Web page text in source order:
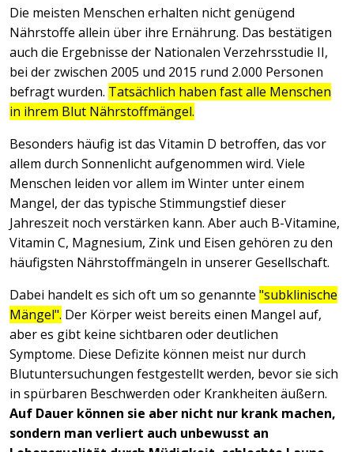
Die meisten Menschen erhalten nicht genügend
Nährstoffe allein über ihre Ernährung. Das bestätigen
auch die Ergebnisse der Nationalen Verzehrsstudie II,
bei der zwischen 2005 und 2015 rund 2.000 Personen
befragt wurden. Tatsächlich haben fast alle Menschen
in ihrem Blut Nährstoffmängel.
Besonders häufig ist das Vitamin D betroffen, das vor
allem durch Sonnenlicht aufgenommen wird. Viele
Menschen leiden vor allem im Winter unter einem
Mangel, der das typische Stimmungstief dieser
Jahreszeit noch verstärken kann. Aber auch B-Vitamine,
Vitamin C, Magnesium, Zink und Eisen gehören zu den
häufigsten Nährstoffmängeln in unserer Gesellschaft.
Dabei handelt es sich oft um so genannte "subklinische
Mängel". Der Körper weist bereits einen Mangel auf,
aber es gibt keine sichtbaren oder deutlichen
Symptome. Diese Defizite können meist nur durch
Blutuntersuchungen festgestellt werden, bevor sie sich
in spürbaren Beschwerden oder Krankheiten äußern.
Auf Dauer können sie aber nicht nur krank machen,
sondern man verliert auch unbewusst an